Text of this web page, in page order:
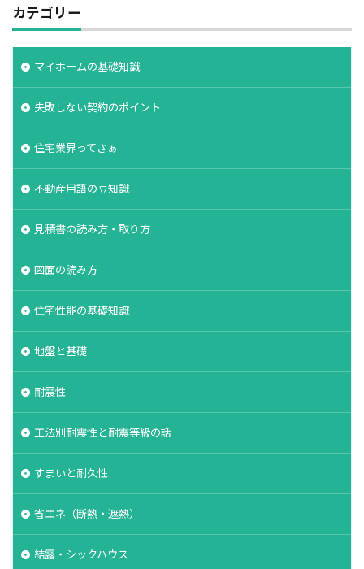
カテゴリー
マイホームの基礎知識
失敗しない契約のポイント
住宅業界ってさぁ
不動産用語の豆知識
見積書の読み方・取り方
図面の読み方
住宅性能の基礎知識
地盤と基礎
耐震性
工法別耐震性と耐震等級の話
すまいと耐久性
省エネ（断熱・遮熱）
結露・シックハウス